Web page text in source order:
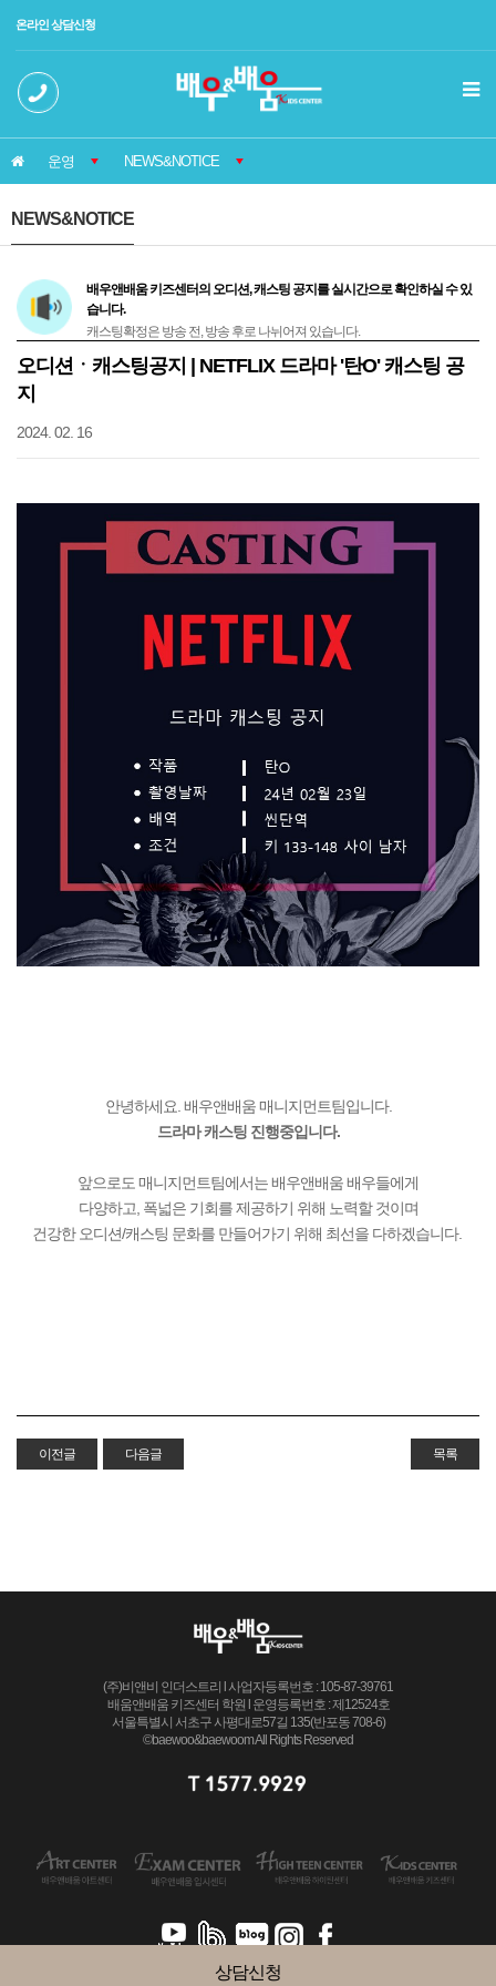
온라인 상담신청
NEWS&NOTICE
운영 NEWS&NOTICE
배우앤배움 키즈센터의 오디션, 캐스팅 공지를 실시간으로 확인하실 수 있
습니다.
캐스팅확정은 방송 전, 방송 후로 나뉘어져 있습니다.
오디션ㆍ캐스팅공지 | NETFLIX 드라마 '탄O' 캐스팅 공
지
2024. 02. 16
안녕하세요. 배우앤배움 매니지먼트팀입니다.
드라마 캐스팅 진행중입니다.​
앞으로도 매니지먼트팀에서는 배우앤배움 배우들에게
다양하고, 폭넓은 기회를 제공하기 위해 노력할 것이며
건강한 오디션/캐스팅 문화를 만들어가기 위해 최선을 다하겠습니다.​​
이전글 다음글 목록
(주)비앤비 인더스트리 l 사업자등록번호 : 105-87-39761
배움앤배움 키즈센터 학원 l 운영등록번호 : 제12524호
서울특별시 서초구 사평대로57길 135(반포동 708-6)
©baewoo&baewoom All Rights Reserved
상담신청